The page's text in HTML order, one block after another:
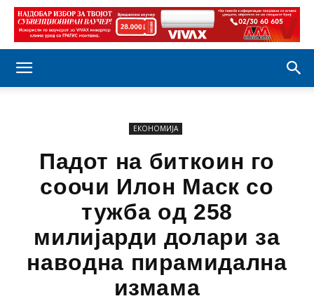
ЕКОНОМИЈА
Падот на биткоин го
соочи Илон Маск со
тужба од 258
милијарди долари за
наводна пирамидална
измама